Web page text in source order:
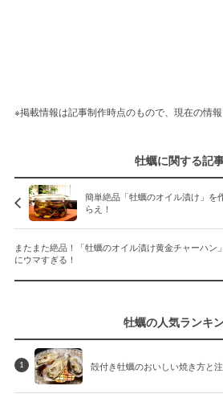
※掲載情報は記事制作時点のもので、現在の情報
牡蠣に関する記
簡単絶品「牡蠣のオイル漬け」を
らえ！
またまた絶品！「牡蠣のオイル漬け黄金チャーハン
にウマすぎる！
牡蠣の人気ランキ
1 殻付き牡蠣のおいしい焼き方と